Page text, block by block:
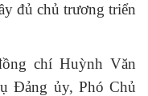
đủ chủ trương triển
chí Huỳnh Văn
Đảng ủy, Phó Chủ